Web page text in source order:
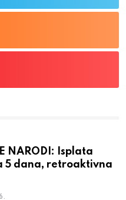
NARODI: Isplata
5 dana, retroaktivna